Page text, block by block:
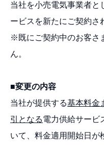
当社を小売電気事業者と
ービスを新たにご契約さ
※既にご契約中のお客さ
ん。
■変更の内容
当社が提供する基本料金
引となる電力供給サービ
いて、料金適用開始日が